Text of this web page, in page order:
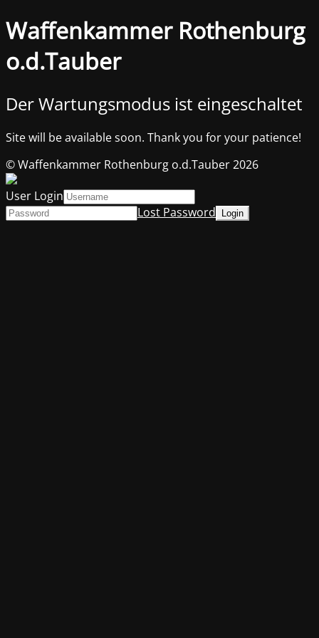
Waffenkammer Rothenburg
o.d.Tauber
Der Wartungsmodus ist eingeschaltet
Site will be available soon. Thank you for your patience!
© Waffenkammer Rothenburg o.d.Tauber 2026
User Login
Lost Password